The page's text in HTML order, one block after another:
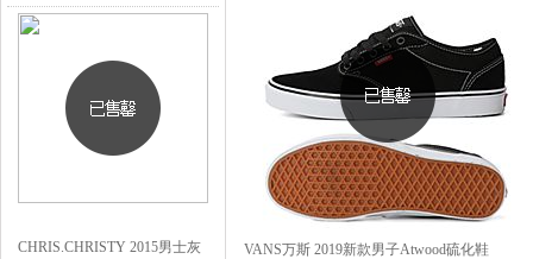
CHRIS.CHRISTY 2015男士灰
VANS万斯 2019新款男子Atwood硫化鞋